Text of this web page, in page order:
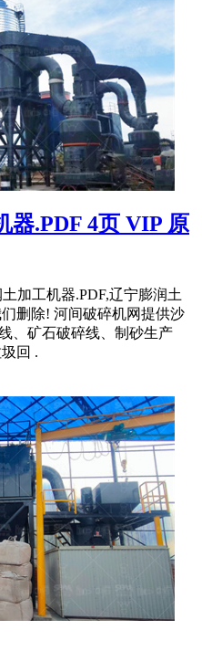
器.PDF 4页 VIP 原
加工机器.PDF,辽宁膨润土
删除! 河间破碎机网提供沙
、矿石破碎线、制砂生产
回 .